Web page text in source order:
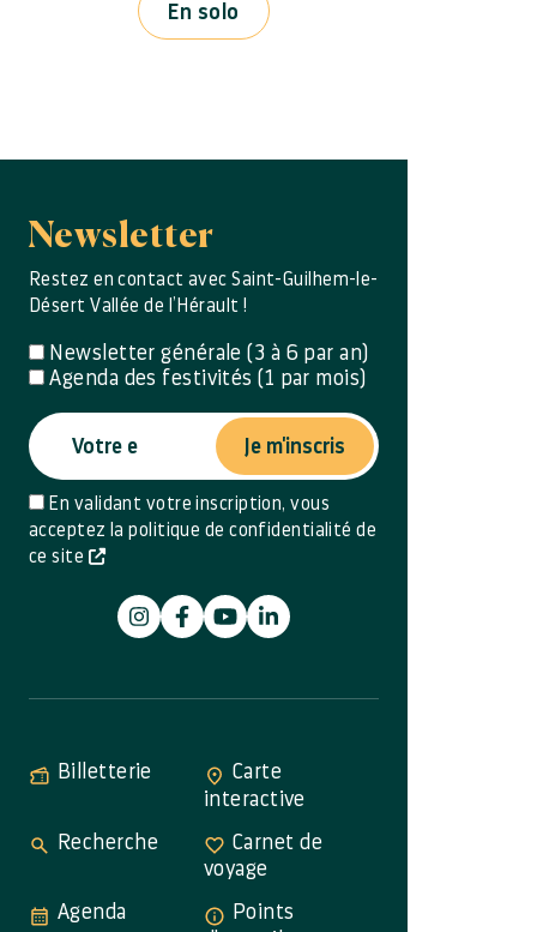
En solo
Newsletter
Restez en contact avec Saint-Guilhem-le-
Désert Vallée de l’Hérault !
Newsletter générale (3 à 6 par an)
Agenda des festivités (1 par mois)
En validant votre inscription, vous
acceptez la politique de confidentialité de
ce site
Je m'inscris
Billetterie
Carte
interactive
Recherche
Carnet de
voyage
Agenda
Points